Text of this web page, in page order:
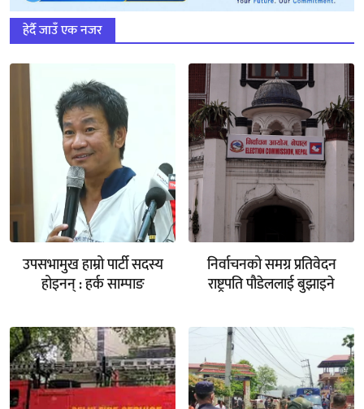
हेर्दै जाउँ एक नजर
उपसभामुख हाम्रो पार्टी सदस्य
होइनन् : हर्क साम्पाङ
निर्वाचनको समग्र प्रतिवेदन
राष्ट्रपति पौडेललाई बुझाइने